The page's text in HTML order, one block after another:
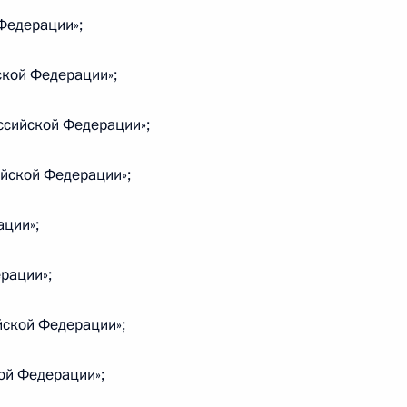
процессуального статуса
исследований
Федерации»;
Федерации»;
Федерации»;
Федерации»;
Федерации»;